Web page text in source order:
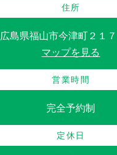
住所
広島県福山市今津町２１
マップを見る
営業時間
完全予約制
定休日